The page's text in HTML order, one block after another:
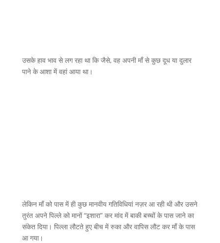
उसके हाव भाव से लग रहा था कि जैसे, वह अपनी माँ से कुछ दूध या दुलार
पाने के आशा में वहां आया था।
लेकिन माँ को पास में ही कुछ मानवीय गतिविधियां नज़र आ रही थी और उसने
तुरंत अपने पिल्ले को मानों “इशारा” कर मांद में बाकी बच्चों के पास जाने का
संकेत दिया। पिल्ला लौटते हुए बीच में रुका और वापिस लौट कर माँ के पास
आ गया।